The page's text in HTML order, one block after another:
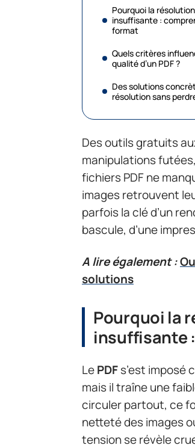
Pourquoi la
insuffisante :
format
Quels critères
qualité d’un PDF ?
Des solutions
résolution sans
Des outils gratuits
manipulations
fichiers PDF ne
images retrouvent
parfois la clé d’un
bascule, d’une
A lire également :
solutions
Pourquoi la
insuffisante
LePDFs’est imposé
mais il traîne une
circuler partout, ce
netteté des images
tension se révèle